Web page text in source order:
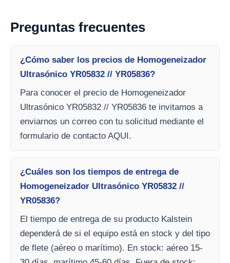
Preguntas frecuentes
¿Cómo saber los precios de Homogeneizador
Ultrasónico YR05832 // YR05836?
Para conocer el precio de Homogeneizador
Ultrasónico YR05832 // YR05836 te invitamos a
enviarnos un correo con tu solicitud mediante el
formulario de contacto AQUI.
¿Cuáles son los tiempos de entrega de
Homogeneizador Ultrasónico YR05832 //
YR05836?
El tiempo de entrega de su producto Kalstein
dependerá de si el equipo está en stock y del tipo
de flete (aéreo o marítimo). En stock: aéreo 15-